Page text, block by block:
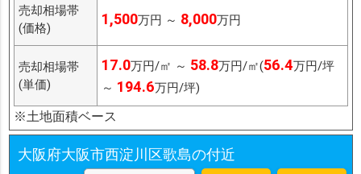
売却相場帯
(価格)
1,500万円 ～ 8,000万円
売却相場帯
(単価)
17.0万円/㎡ ～ 58.8万円/㎡(56.4万円/坪
～ 194.6万円/坪)
※土地面積ベース
大阪府大阪市西淀川区歌島の付近